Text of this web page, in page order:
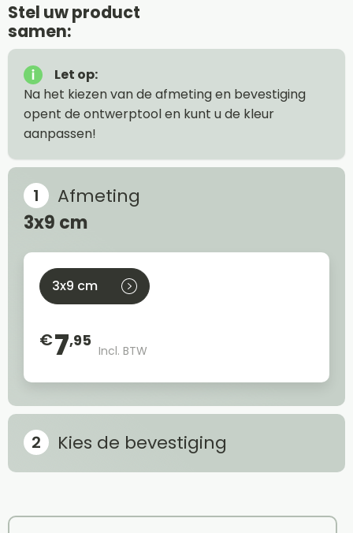
Stel uw product
samen:
Let op:
Na het kiezen van de afmeting en bevestiging
opent de ontwerptool en kunt u de kleur
aanpassen!
Afmeting
3x9 cm
3x9 cm
€7,95
Incl. BTW
Kies de bevestiging